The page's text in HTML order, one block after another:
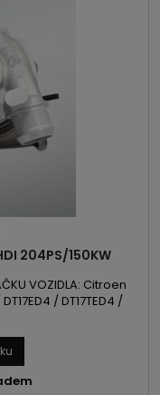
204PS/150KW
VOZIDLA: Citroen
/ DT17TED4 /
150kW/204PS ROK
Strana